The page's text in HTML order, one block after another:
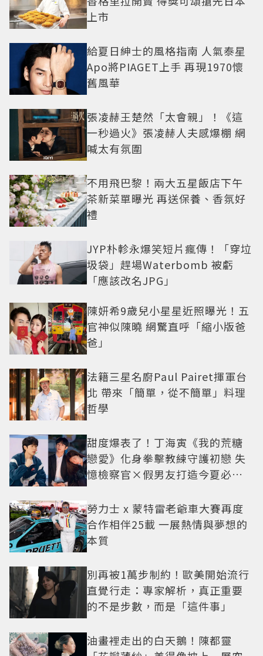
上市
給夏日紳士的風格指南 人氣泰星
Apo將PIAGET上手 再現1970懷
舊風華
張凌赫王楚然「太會親」！《這
一秒過火》張凌赫人夫感爆棚 網
喊太有氛圍
不用飛巴黎！兩大五星飯店下午
茶新菜單曝光 再送保養、香氛好
禮
JYP朴軫永爆笑短片瘋傳！「穿垃
圾袋」趕場Waterbomb 被虧
「應該改名JPG」
陳妍希9歲兒小星星近照曝光！五
官神似陳曉 網驚直呼「縮小版爸
爸」
法籍三星名廚Paul Pairet揮軍台
北 帶來「簡單，從不簡單」料理
哲學
甜度爆表了！丁海寅《我的荒糖
戀愛》化身拳擊教練守護初戀 失
憶檢察官×假男友打造今夏必看
勞力士 x 蒙特雷老爺車大賽再度
合作相伴25載 一展熱情與夢想的
本質
別再被1萬步制約！歐美開始流行
直覺行走：專家解析，真正重要
的不是步數，而是「這件事」
油畫裡走出的白天鵝！陳都靈